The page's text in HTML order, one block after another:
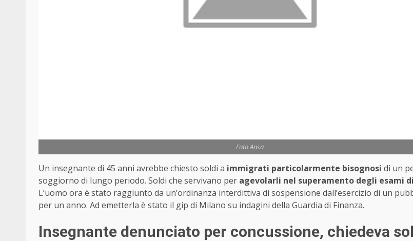
Foto Ansa
Un insegnante di 45 anni avrebbe chiesto soldi a immigrati particolarmente bisognosi di un
soggiorno di lungo periodo. Soldi che servivano per agevolarli nel superamento degli esami
L’uomo ora è stato raggiunto da un’ordinanza interdittiva di sospensione dall’esercizio di un
per un anno. Ad emetterla è stato il gip di Milano su indagini della Guardia di Finanza.
Insegnante denunciato per concussione, chiedeva